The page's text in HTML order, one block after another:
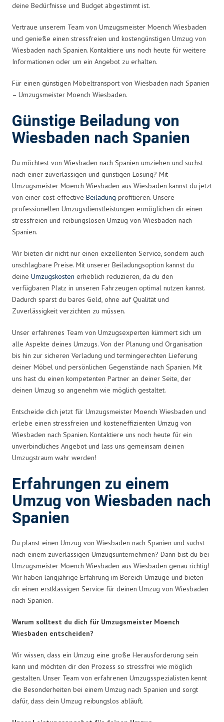
deine Bedürfnisse und Budget abgestimmt ist.
Vertraue unserem Team von Umzugsmeister Moench Wiesbaden
und genieße einen stressfreien und kostengünstigen Umzug von
Wiesbaden nach Spanien. Kontaktiere uns noch heute für weitere
Informationen oder um ein Angebot zu erhalten.
Für einen günstigen Möbeltransport von Wiesbaden nach Spanien
– Umzugsmeister Moench Wiesbaden.
Günstige Beiladung von
Wiesbaden nach Spanien
Du möchtest von Wiesbaden nach Spanien umziehen und suchst
nach einer zuverlässigen und günstigen Lösung? Mit
Umzugsmeister Moench Wiesbaden aus Wiesbaden kannst du jetzt
von einer cost-effective Beiladung profitieren. Unsere
professionellen Umzugsdienstleistungen ermöglichen dir einen
stressfreien und reibungslosen Umzug von Wiesbaden nach
Spanien.
Wir bieten dir nicht nur einen exzellenten Service, sondern auch
unschlagbare Preise. Mit unserer Beiladungsoption kannst du
deine Umzugskosten erheblich reduzieren, da du den
verfügbaren Platz in unseren Fahrzeugen optimal nutzen kannst.
Dadurch sparst du bares Geld, ohne auf Qualität und
Zuverlässigkeit verzichten zu müssen.
Unser erfahrenes Team von Umzugsexperten kümmert sich um
alle Aspekte deines Umzugs. Von der Planung und Organisation
bis hin zur sicheren Verladung und termingerechten Lieferung
deiner Möbel und persönlichen Gegenstände nach Spanien. Mit
uns hast du einen kompetenten Partner an deiner Seite, der
deinen Umzug so angenehm wie möglich gestaltet.
Entscheide dich jetzt für Umzugsmeister Moench Wiesbaden und
erlebe einen stressfreien und kosteneffizienten Umzug von
Wiesbaden nach Spanien. Kontaktiere uns noch heute für ein
unverbindliches Angebot und lass uns gemeinsam deinen
Umzugstraum wahr werden!
Erfahrungen zu einem
Umzug von Wiesbaden nach
Spanien
Du planst einen Umzug von Wiesbaden nach Spanien und suchst
nach einem zuverlässigen Umzugsunternehmen? Dann bist du bei
Umzugsmeister Moench Wiesbaden aus Wiesbaden genau richtig!
Wir haben langjährige Erfahrung im Bereich Umzüge und bieten
dir einen erstklassigen Service für deinen Umzug von Wiesbaden
nach Spanien.
Warum solltest du dich für Umzugsmeister Moench
Wiesbaden entscheiden?
Wir wissen, dass ein Umzug eine große Herausforderung sein
kann und möchten dir den Prozess so stressfrei wie möglich
gestalten. Unser Team von erfahrenen Umzugsspezialisten kennt
die Besonderheiten bei einem Umzug nach Spanien und sorgt
dafür, dass dein Umzug reibungslos abläuft.